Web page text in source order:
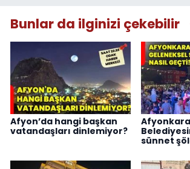
Bunlar da ilginizi çekebilir
Afyon’da hangi başkan
vatandaşları dinlemiyor?
sünnet